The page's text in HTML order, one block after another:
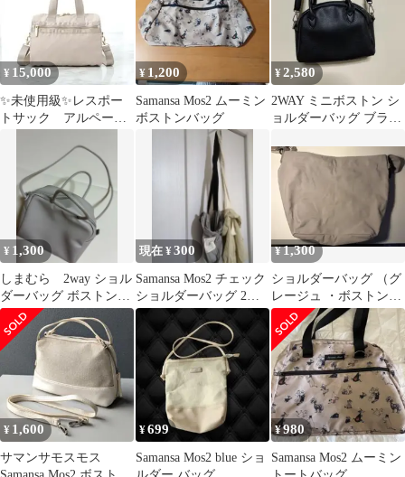
【2400015062266】
¥ 15,000
✨未使用級✨レスポー
トサック アルページ
ボ ミニボストンバッ
¥ 1,200
Samansa Mos2 ムーミン
ボストンバッグ
¥2,580
2WAY ミニボストン シ
ョルダーバッグ ブラッ
¥ 1,300
しまむら 2way ショル
ダーバッグ ボストン
グレージュ
現在 ¥300
Samansa Mos2 チェック
ショルダーバッグ 2点
セット
¥1,300
ショルダーバッグ （グ
レージュ ・ボストン型
・外ポケット無）
¥ 1,600
サマンサモスモス
Samansa Mos2 ボストン
¥699
Samansa Mos2 blue ショ
ルダー バッグ
¥980
Samansa Mos2 ムーミン
トートバッグ